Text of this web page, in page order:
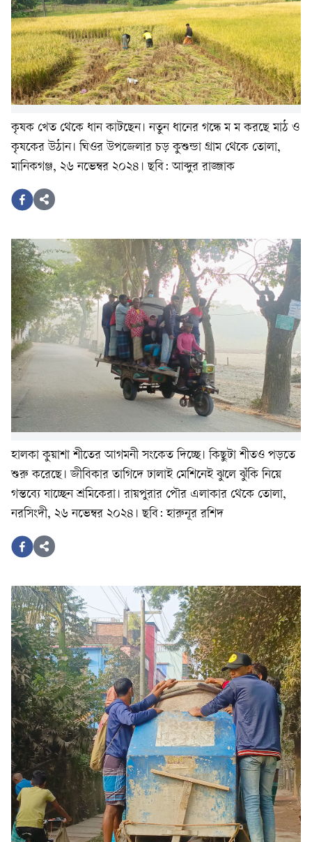
কৃষক খেত থেকে ধান কাটছেন। নতুন ধানের গন্ধে ম ম করছে মাঠ ও
কৃষকের উঠান। ঘিওর উপজেলার চড় কুশুন্ডা গ্রাম থেকে তোলা,
মানিকগঞ্জ, ২৬ নভেম্বর ২০২৪। ছবি: আব্দুর রাজ্জাক
হালকা কুয়াশা শীতের আগমনী সংকেত দিচ্ছে। কিছুটা শীতও পড়তে
শুরু করেছে। জীবিকার তাগিদে ঢালাই মেশিনেই ঝুলে ঝুঁকি নিয়ে
গন্তব্যে যাচ্ছেন শ্রমিকেরা। রায়পুরার পৌর এলাকার থেকে তোলা,
নরসিংদী, ২৬ নভেম্বর ২০২৪। ছবি: হারুনূর রশিদ